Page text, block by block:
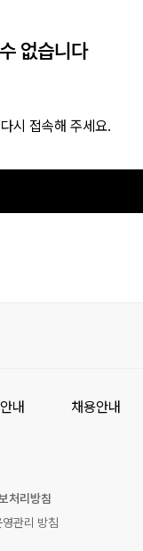
없습니다
시 접속해 주세요.
내 채용안내
처리방침
관리 방침